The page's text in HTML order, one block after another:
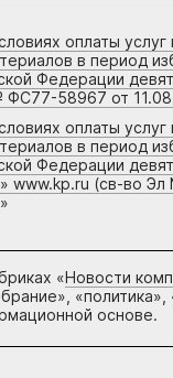
оплаты
в период
Федерации
58967 от
оплаты
в период
Федерации
www.kp.ru (св-во
»
«Новости
основе.